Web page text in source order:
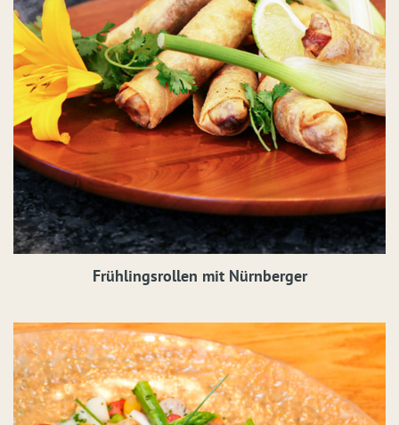
Frühlingsrollen mit Nürnberger